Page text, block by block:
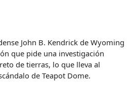
John B. Kendrick de Wyoming
que pide una investigación
de tierras, lo que lleva al
de Teapot Dome.